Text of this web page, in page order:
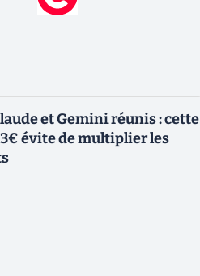
et Gemini réunis : cette
évite de multiplier les